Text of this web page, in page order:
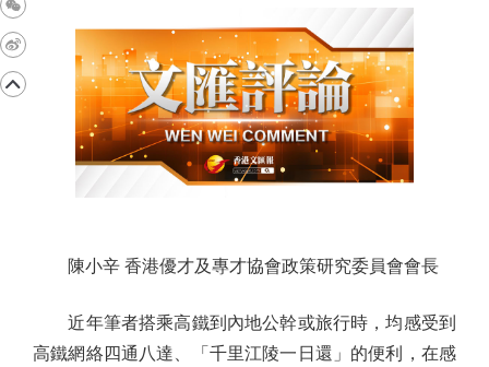
陳小辛 香港優才及專才協會政策研究委員會會長
近年筆者搭乘高鐵到內地公幹或旅行時，均感受到
高鐵網絡四通八達、「千里江陵一日還」的便利，在感